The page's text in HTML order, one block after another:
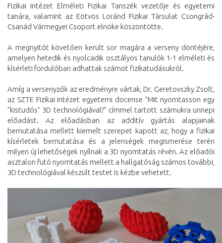
Fizikai Intézet Elméleti Fizikai Tanszék vezetője és egyetemi
tanára, valamint az Eötvös Loránd Fizikai Társulat Csongrád-
Csanád Vármegyei Csoport elnöke köszöntötte.
A megnyitót követően került sor magára a verseny döntéjére,
amelyen hetedik és nyolcadik osztályos tanulók 1-1 elméleti és
kísérleti fordulóban adhattak számot fizikatudásukról.
Amíg a versenyzők az eredményre vártak, Dr. Geretovszky Zsolt,
az SZTE Fizikai Intézet egyetemi docense ”Mit nyomtasson egy
"kistudós" 3D technológiával?” címmel tartott számukra ünnepi
előadást. Az előadásban az additív gyártás alapjainak
bemutatása mellett kiemelt szerepet kapott az, hogy a fizikai
kísérletek bemutatása és a jelenségek megismerése terén
milyen új lehetőségek nyílnak a 3D nyomtatás révén. Az előadói
asztalon futó nyomtatás mellett a hallgatóság számos további,
3D technológiával készült testet is kézbe vehetett.